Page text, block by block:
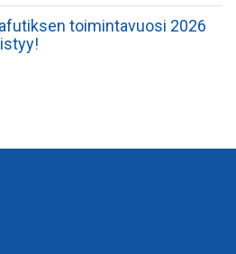
toimintavuosi 2026